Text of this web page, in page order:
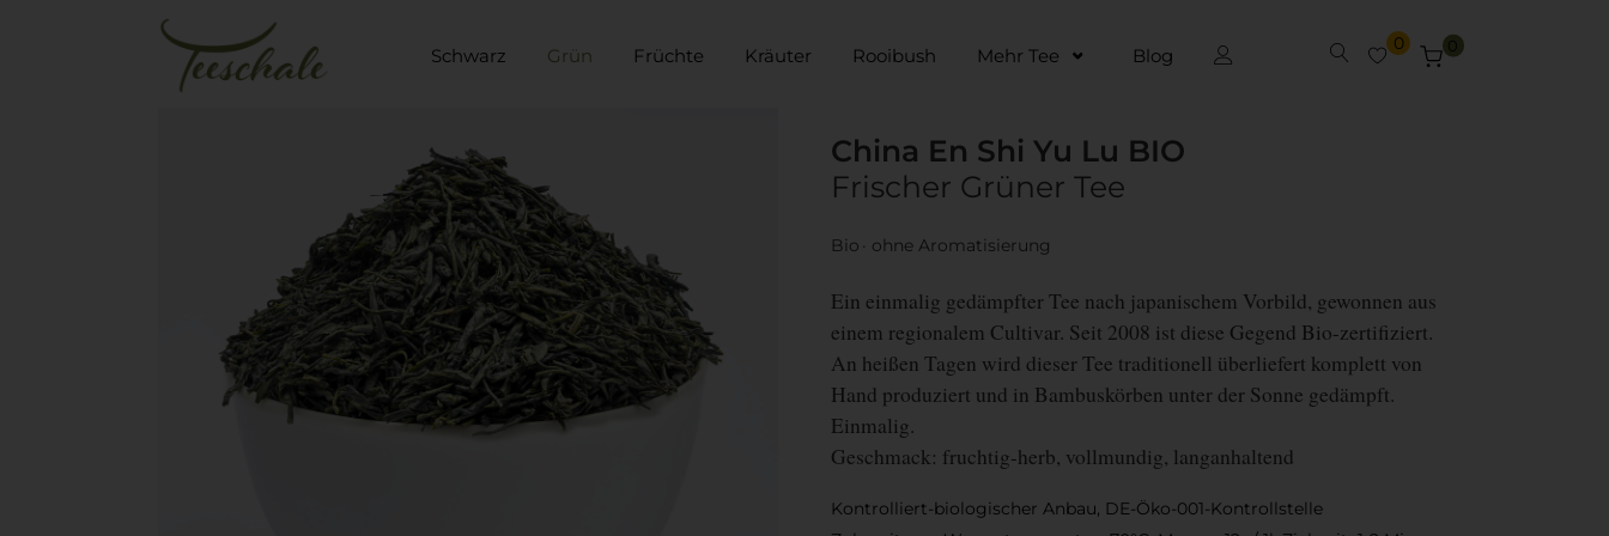
Schwarz Grün Früchte Kräuter Rooibush Mehr Tee Blog
0
China En Shi Yu Lu BIO
Frischer Grüner Tee
Bio ohne Aromatisierung
Ein einmalig gedämpfter Tee nach japanischem Vorbild, gewonnen aus
einem regionalem Cultivar. Seit 2008 ist diese Gegend Bio-zertifiziert.
An heißen Tagen wird dieser Tee traditionell überliefert komplett von
Hand produziert und in Bambuskörben unter der Sonne gedämpft.
Einmalig.
Geschmack: fruchtig-herb, vollmundig, langanhaltend
Kontrolliert-biologischer Anbau, DE-Öko-001-Kontrollstelle